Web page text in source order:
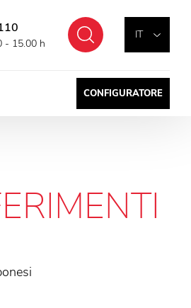
ITCercare
- 15.00 h
CONFIGURATORE